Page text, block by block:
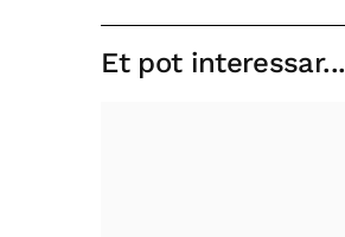
Et pot interessar...